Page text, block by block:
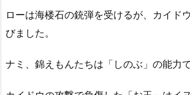
ローは海楼石の銃弾を受けるが、カイド
びました。
ナミ、錦えもんたちは「しのぶ」の能力